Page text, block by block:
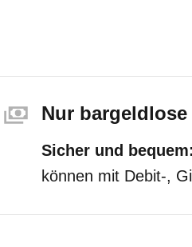
Nur
Sicher und bequem:
können mit Debit-,